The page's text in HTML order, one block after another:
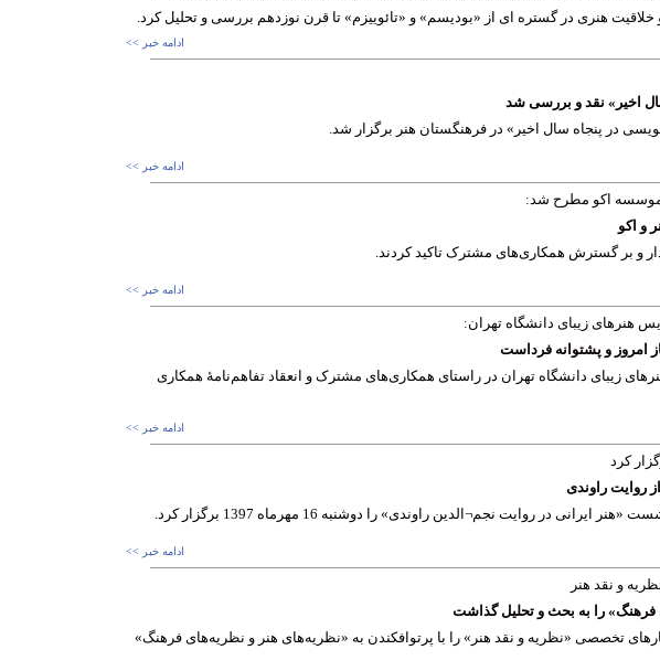
هنری در گستره ای از «بودیسم» و «تائوییزم» تا قرن نوزدهم بررسی و تحلیل کرد.
ادامه خبر >>
اخیر» نقد و بررسی شد
پنجاه سال اخیر» در فرهنگستان هنر برگزار شد.
ادامه خبر >>
موسسه اکو مطرح شد:
و اکو
و بر گسترش همکاری‌های مشترک تاکید کردند.
ادامه خبر >>
هنرهای زیبای دانشگاه تهران:
امروز و پشتوانه فرداست
زیبای دانشگاه تهران در راستای همکاری‌های مشترک و انعقاد تفاهم‌نامۀ همکاری
ادامه خبر >>
کرد
روایت راوندی
در روایت نجم¬الدین راوندی» را دوشنبه 16 مهرماه 1397 برگزار کرد.
ادامه خبر >>
و نقد هنر
فرهنگ» را به بحث و تحلیل گذاشت
تخصصی «نظریه و نقد هنر» را با پرتوافکندن به «نظریه‌های هنر و نظریه‌های فرهنگ»